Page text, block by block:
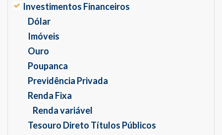
Investimentos Financeiros
Dólar
Imóveis
Ouro
Poupanca
Previdência Privada
Renda Fixa
Renda variável
Tesouro Direto Títulos Públicos